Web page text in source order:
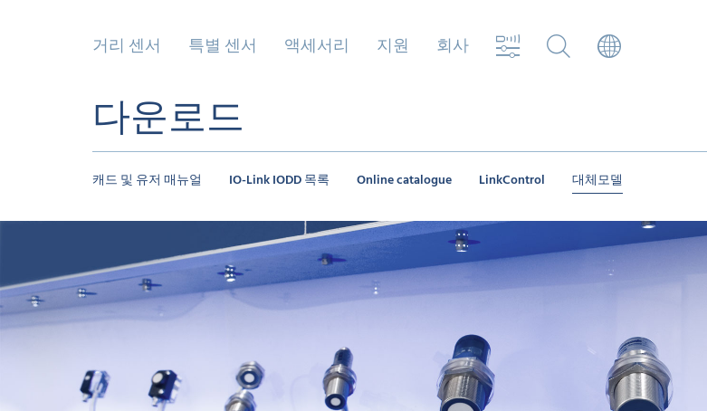
거리 센서 특별 센서 액세서리 지원 회사
다운로드
캐드 및 유저 매뉴얼 IO-Link IODD 목록 Online catalogue LinkControl 대체모델